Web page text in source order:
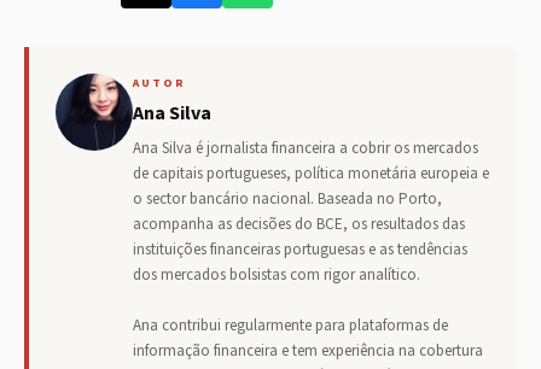
AUTOR
Ana Silva
Ana Silva é jornalista financeira a cobrir os mercados
de capitais portugueses, política monetária europeia e
o sector bancário nacional. Baseada no Porto,
acompanha as decisões do BCE, os resultados das
instituições financeiras portuguesas e as tendências
dos mercados bolsistas com rigor analítico.
Ana contribui regularmente para plataformas de
informação financeira e tem experiência na cobertura